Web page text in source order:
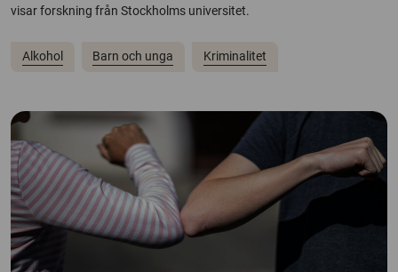
visar forskning från Stockholms universitet.
Alkohol Barn och unga Kriminalitet